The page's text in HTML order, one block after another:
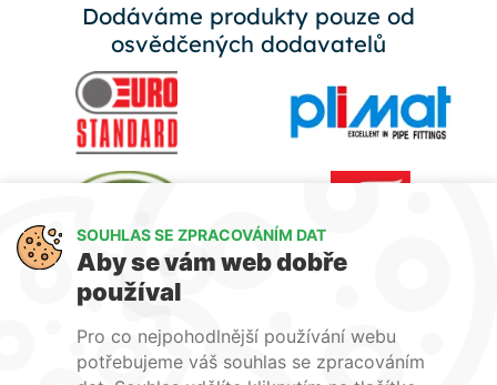
Dodáváme produkty pouze od
osvědčených dodavatelů
SOUHLAS SE ZPRACOVÁNÍM DAT
Aby se vám web dobře
používal
Pro co nejpohodlnější používání webu
potřebujeme váš souhlas se zpracováním